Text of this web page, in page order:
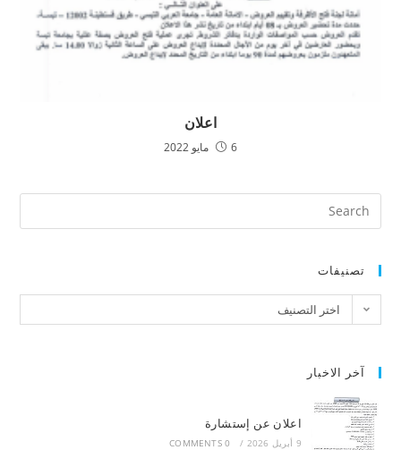
اعلان
6 مايو 2022
تصنيفات
اختر التصنيف
آخر الاخبار
اعلان عن إستشارة
9 أبريل 2026 /
0 COMMENTS